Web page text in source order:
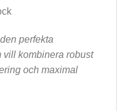
perfekta
vill kombinera robust
och maximal